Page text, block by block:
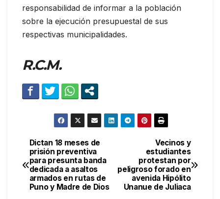
responsabilidad de informar a la población
sobre la ejecución presupuestal de sus
respectivas municipalidades.
R.C.M.
Navegación
de
entradas
Vecinos y
estudiantes
protestan por
peligroso forado en
avenida Hipólito
Unanue de Juliaca
Dictan 18 meses de
prisión preventiva
para presunta banda
dedicada a asaltos
armados en rutas de
Puno y Madre de Dios